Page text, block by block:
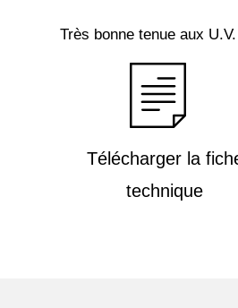
Très bonne tenue aux
Télécharger la
technique